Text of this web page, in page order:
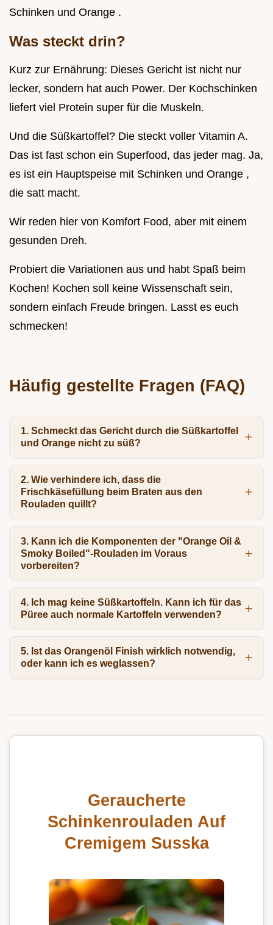
Schinken und Orange .
Was steckt drin?
Kurz zur Ernährung: Dieses Gericht ist nicht nur
lecker, sondern hat auch Power. Der Kochschinken
liefert viel Protein super für die Muskeln.
Und die Süßkartoffel? Die steckt voller Vitamin A.
Das ist fast schon ein Superfood, das jeder mag. Ja,
es ist ein Hauptspeise mit Schinken und Orange ,
die satt macht.
Wir reden hier von Komfort Food, aber mit einem
gesunden Dreh.
Probiert die Variationen aus und habt Spaß beim
Kochen! Kochen soll keine Wissenschaft sein,
sondern einfach Freude bringen. Lasst es euch
schmecken!
Häufig gestellte Fragen (FAQ)
1. Schmeckt das Gericht durch die Süßkartoffel
und Orange nicht zu süß?
2. Wie verhindere ich, dass die
Frischkäsefüllung beim Braten aus den
Rouladen quillt?
3. Kann ich die Komponenten der "Orange Oil &
Smoky Boiled"-Rouladen im Voraus
vorbereiten?
4. Ich mag keine Süßkartoffeln. Kann ich für das
Püree auch normale Kartoffeln verwenden?
5. Ist das Orangenöl Finish wirklich notwendig,
oder kann ich es weglassen?
Geraucherte
Schinkenrouladen Auf
Cremigem Susska